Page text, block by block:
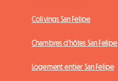
Colivings San Felipe
Chambres d'hôtes San Felipe
Logement entier San Felipe